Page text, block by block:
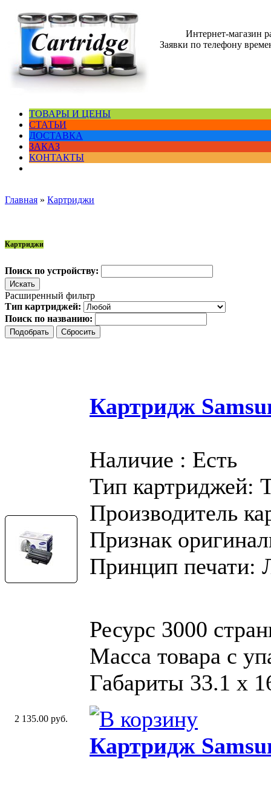
Интернет-магазин
Заявки по телефону
ТОВАРЫ И ЦЕНЫ
СТАТЬИ
ДОСТАВКА
ЗАКАЗ
КОНТАКТЫ
Главная » Картриджи
Картриджи
Поиск по устройству:
Расширенный фильтр
Тип картриджей:
Поиск по названию:
Картридж
Наличие : Есть
Тип картриджей:
Производитель
Признак
Принцип печати:
Ресурс 3000
Масса товара с
Габариты 33.1 х
2 135.00 руб.
Картридж